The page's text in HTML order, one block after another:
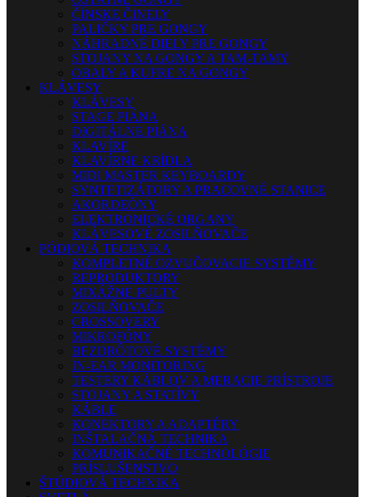
ČÍNSKE ČINELY
PALIČKY PRE GONGY
NÁHRADNÉ DIELY PRE GONGY
STOJANY NA GONGY A TAM-TAMY
OBALY A KUFRE NA GONGY
KLÁVESY
KLÁVESY
STAGE PIÁNA
DIGITÁLNE PIÁNA
KLAVÍRE
KLAVÍRNE KRÍDLA
MIDI MASTER KEYBOARDY
SYNTETIZÁTORY A PRACOVNÉ STANICE
AKORDEÓNY
ELEKTRONICKÉ ORGANY
KLÁVESOVÉ ZOSILŇOVAČE
PÓDIOVÁ TECHNIKA
KOMPLETNÉ OZVUČOVACIE SYSTÉMY
REPRODUKTORY
MIXÁŽNE PULTY
ZOSILŇOVAČE
CROSSOVERY
MIKROFÓNY
BEZDRÔTOVÉ SYSTÉMY
IN-EAR MONITORING
TESTERY KÁBLOV A MERACIE PRÍSTROJE
STOJANY A STATÍVY
KÁBLE
KONEKTORY A ADAPTÉRY
INŠTALAČNÁ TECHNIKA
KOMUNIKAČNÉ TECHNOLÓGIE
PRÍSLUŠENSTVO
ŠTÚDIOVÁ TECHNIKA